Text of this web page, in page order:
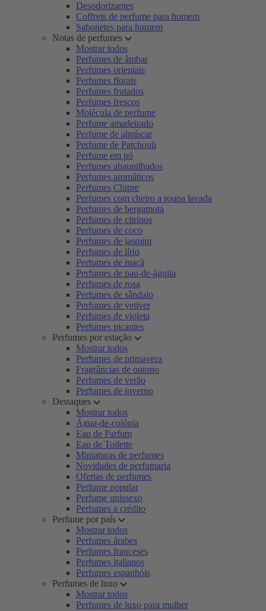
Desodorizantes
Coffrets de perfume para homem
Sabonetes para homem
Notas de perfumes
Mostrar todos
Perfumes de âmbar
Perfumes orientais
Perfumes florais
Perfumes frutados
Perfumes frescos
Molécula de perfume
Perfume amadeirado
Perfume de almíscar
Perfume de Patchouli
Perfume em pó
Perfumes abaunilhados
Perfumes aromáticos
Perfumes Chipre
Perfumes com cheiro a roupa lavada
Perfumes de bergamota
Perfumes de citrinos
Perfumes de coco
Perfumes de jasmim
Perfumes de lírio
Perfumes de maçã
Perfumes de pau-de-águila
Perfumes de rosa
Perfumes de sândalo
Perfumes de vetiver
Perfumes de violeta
Perfumes picantes
Perfumes por estação
Mostrar todos
Perfumes de primavera
Fragrâncias de outono
Perfumes de verão
Perfumes de inverno
Destaques
Mostrar todos
Água-de-colónia
Eau de Parfum
Eau de Toilette
Miniaturas de perfumes
Novidades de perfumaria
Ofertas de perfumes
Perfume popular
Perfume unissexo
Perfumes a crédito
Perfume por país
Mostrar todos
Perfumes árabes
Perfumes franceses
Perfumes italianos
Perfumes espanhóis
Perfumes de luxo
Mostrar todos
Perfumes de luxo para mulher